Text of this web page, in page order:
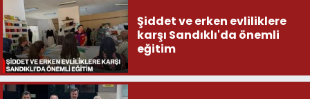
Şiddet ve erken evliliklere
karşı Sandıklı'da önemli
eğitim